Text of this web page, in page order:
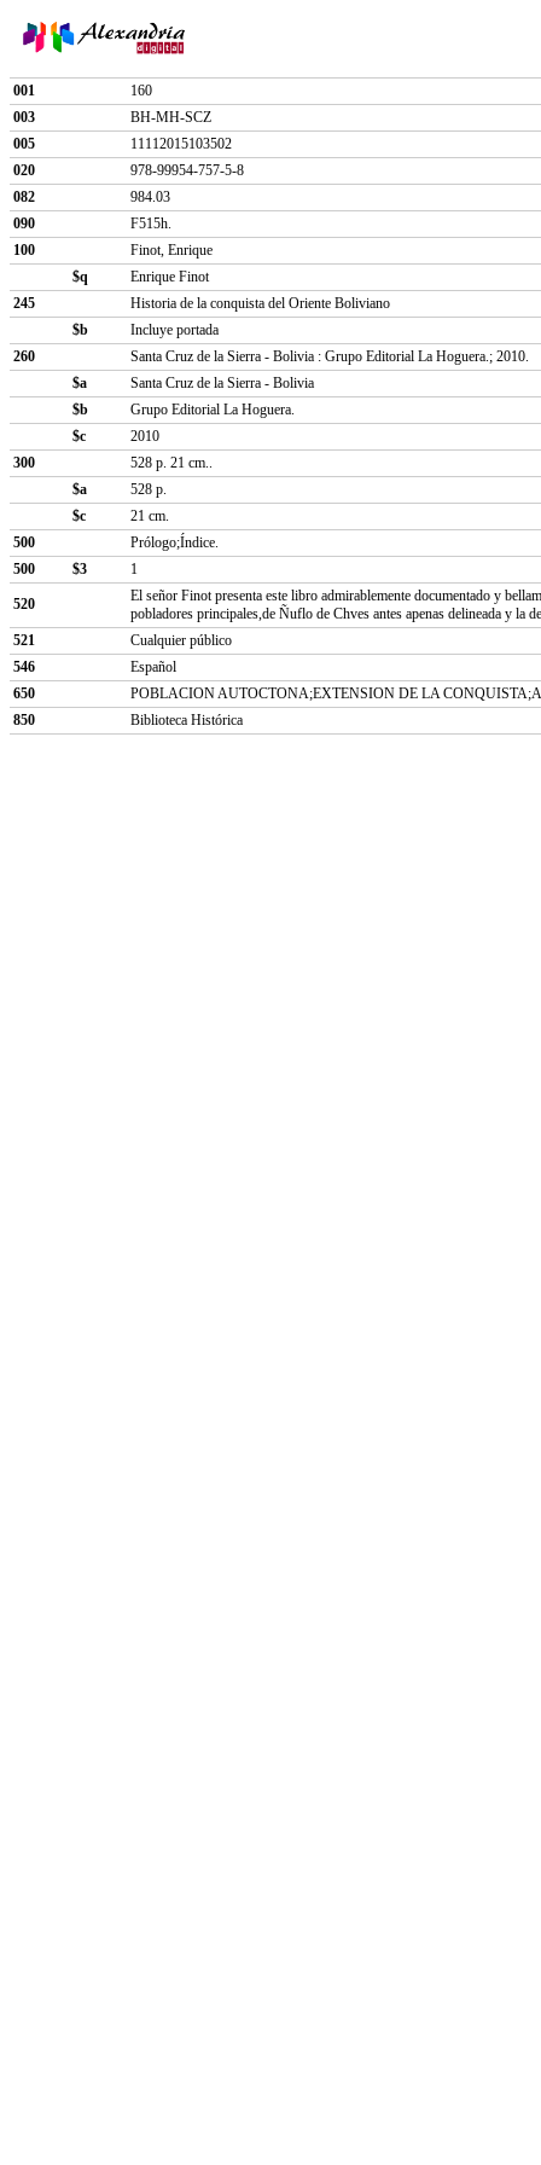
001
160
003
BH-MH-SCZ
005
11112015103502
020
978-99954-757-5-8
082
984.03
090
F515h.
100
Finot, Enrique
$q
Enrique Finot
245
Historia de la conquista del Oriente Boliviano
$b
Incluye portada
260
Santa Cruz de la Sierra - Bolivia : Grupo Editorial La Hoguera.; 2010.
$a
Santa Cruz de la Sierra - Bolivia
$b
Grupo Editorial La Hoguera.
$c
2010
300
528 p. 21 cm..
$a
528 p.
$c
21 cm.
500
Prólogo;Índice.
500
$3 1
520
El señor Finot presenta este libro admirablemente documentado y
pobladores principales,de Ñuflo de Chves antes apenas delineada y la
521
Cualquier público
546
Español
650
POBLACION AUTOCTONA;EXTENSION DE LA
850
Biblioteca Histórica